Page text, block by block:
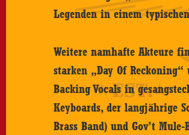
Legenden in einem
Weitere namhafte Akteure
starken „Day Of
Backing Vocals in
Keyboards, der langjährige
Brass Band) und Gov’t